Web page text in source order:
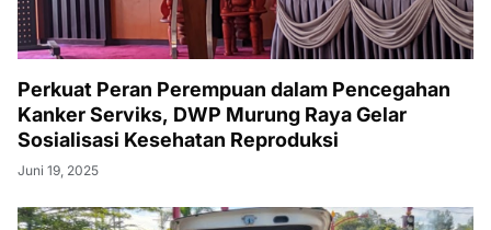
Perkuat Peran Perempuan dalam Pencegahan
Kanker Serviks, DWP Murung Raya Gelar
Sosialisasi Kesehatan Reproduksi
Juni 19, 2025